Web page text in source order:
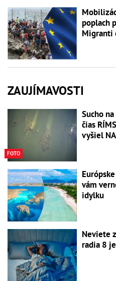
poplach
Migranti
ZAUJÍMAVOSTI
FOTO
Sucho
čias
vyšiel
vám
idylku
Neviete
radia 8